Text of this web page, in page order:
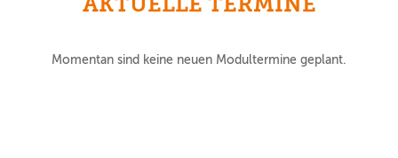
Momentan sind keine neuen Modultermine geplant.